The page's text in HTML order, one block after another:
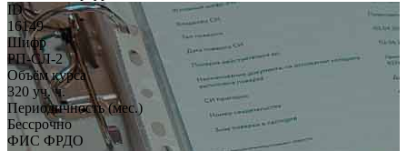
ID
16149
Шифр
РП-СЛ-2
Объём курса
320 уч. ч.
Периодичность (мес.)
Бессрочно
ФИС ФРДО